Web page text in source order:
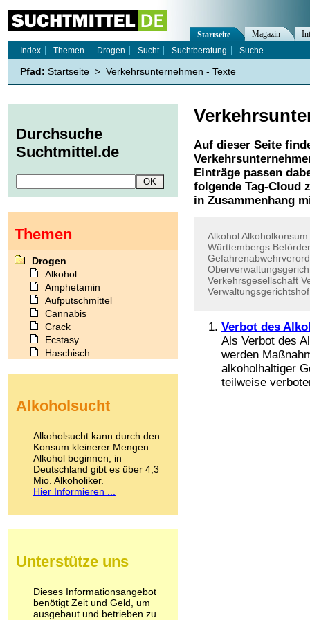
Auf dieser Seite
Einträge passen
folgende Tag-Cloud
in Zusammenhang
AlkoholAlkoholkonsum
Württembergs
Verkehrsgesellschaft
Verwaltungsgerichtshof
Verbot des
Als Verbot des
werden
alkoholhaltiger
teilweise
Startseite Magazin
Index
Themen Drogen Sucht Suchtberatung Suche
Pfad: Startseite > Verkehrsunternehmen - Texte
Durchsuche
Suchtmittel.de
Themen
Drogen
Alkohol
Amphetamin
Aufputschmittel
Cannabis
Crack
Ecstasy
Haschisch
Kokain
LSD
Marihuana
Medikamente
Meskalin
Metamphetamin
Methadon
Pilze
Psychopharmaka
Schlafmittel
Schmerzmittel
Alkoholsucht
Alkoholsucht kann durch den
Konsum kleinerer Mengen
Alkohol beginnen, in
Deutschland gibt es über 4,3
Mio. Alkoholiker.
Hier Informieren ...
Unterstütze uns
Dieses Informationsangebot
benötigt Zeit und Geld, um
ausgebaut und betrieben zu